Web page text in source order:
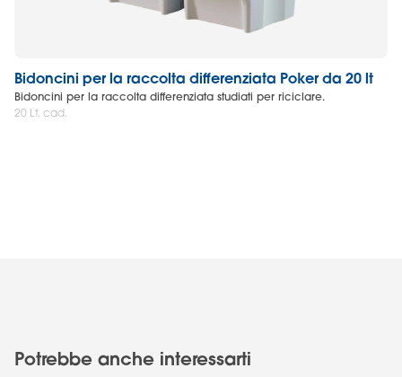
Bidoncini per la raccolta differenziata Poker da 20 lt
Bidoncini per la raccolta differenziata studiati per riciclare.
20 Lt. cad.
Potrebbe anche interessarti